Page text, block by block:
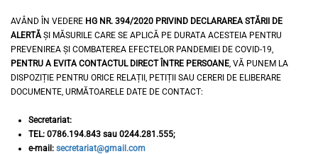
AVÂND ÎN VEDERE HG NR. 394/2020 PRIVIND DECLARAREA STĂRII DE
ALERTĂȘI MĂSURILE CARE SE APLICĂ PE DURATA ACESTEIA PENTRU
PREVENIREA ȘI COMBATEREA EFECTELOR PANDEMIEI DE COVID-19,
PENTRU A EVITA CONTACTUL DIRECT ÎNTRE PERSOANE, VĂ PUNEM LA
DISPOZIȚIE PENTRU ORICE RELAȚII, PETIȚII SAU CERERI DE ELIBERARE
DOCUMENTE, URMĂTOARELE DATE DE CONTACT:
Secretariat:
TEL: 0786.194.843 sau 0244.281.555;
e-mail: secretariat@gmail.com